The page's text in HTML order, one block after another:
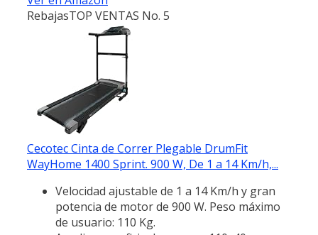
RebajasTOP VENTAS No. 5
Cecotec Cinta de Correr Plegable DrumFit
WayHome 1400 Sprint. 900 W, De 1 a 14 Km/h,...
Velocidad ajustable de 1 a 14 Km/h y gran
potencia de motor de 900 W. Peso máximo
de usuario: 110 Kg.